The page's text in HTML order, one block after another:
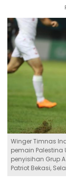
Winger Timnas
pemain
penyisihan Grup
Patriot Bekasi,